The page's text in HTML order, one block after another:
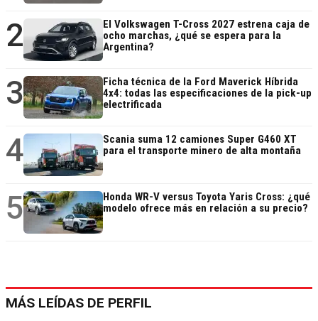
2
El Volkswagen T-Cross 2027 estrena caja de
ocho marchas, ¿qué se espera para la
Argentina?
3
Ficha técnica de la Ford Maverick Híbrida
4x4: todas las especificaciones de la pick-up
electrificada
4
Scania suma 12 camiones Super G460 XT
para el transporte minero de alta montaña
5
Honda WR-V versus Toyota Yaris Cross: ¿qué
modelo ofrece más en relación a su precio?
MÁS LEÍDAS DE PERFIL